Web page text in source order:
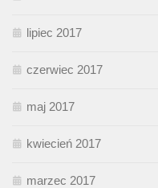
lipiec 2017
czerwiec 2017
maj 2017
kwiecień 2017
marzec 2017